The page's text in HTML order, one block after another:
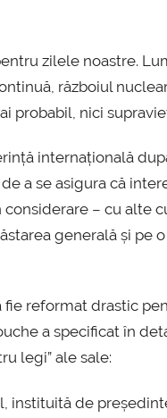
zilele noastre.
războiul
probabil, nici
internațională
a se asigura că
– cu alte
generală și pe
reformat drastic
a specificat în
legi” ale sale:
instituită de